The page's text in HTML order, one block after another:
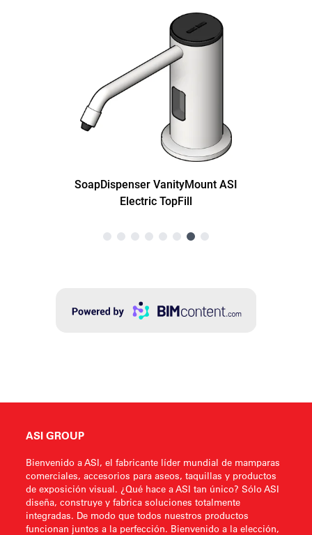
ASI GROUP
Bienvenido a ASI, el fabricante líder mundial de mamparas
comerciales, accesorios para aseos, taquillas y productos
de exposición visual. ¿Qué hace a ASI tan único? Sólo ASI
diseña, construye y fabrica soluciones totalmente
integradas. De modo que todos nuestros productos
funcionan juntos a la perfección. Bienvenido a la elección,